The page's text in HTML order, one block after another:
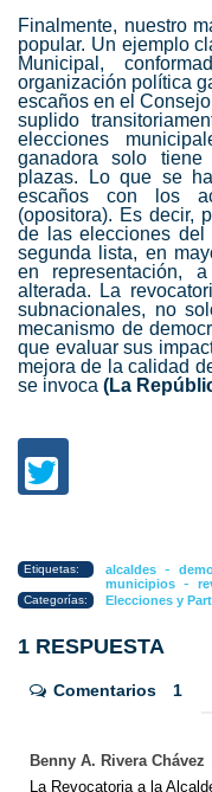
Finalmente, nuestro
popular. Un ejemplo
Municipal,
organización política
escaños en el
suplido
elecciones
ganadora solo
plazas. Lo que se
escaños con los
(opositora). Es decir,
de las elecciones
segunda lista, en
en representación,
alterada. La
subnacionales, no
mecanismo de
que evaluar sus
mejora de la calidad
se invoca (La
Etiquetas: alcaldes -
municipios -
Categorías: Elecciones y
1 RESPUESTA
Comentarios 1
Benny A. Rivera Chávez
La Revocatoria a la